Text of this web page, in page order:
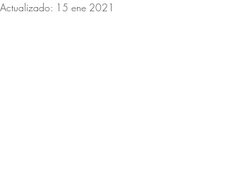
Actualizado: 15 ene 2021